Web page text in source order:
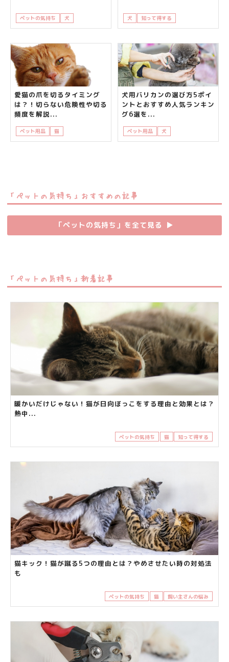
ペットの気持ち 犬 犬 知って得する
愛猫の爪を切るタイミング
は？！切らない危険性や切る
頻度を解説...
ペット用品 猫 飼い主さんの悩み
犬用バリカンの選び方5ポイ
ントとおすすめ人気ランキン
グ6選を...
ペット用品 犬
「ペットの気持ち」おすすめの記事
「ペットの気持ち」を全て見る ▶︎
「ペットの気持ち」新着記事
暖かいだけじゃない！猫が日向ぼっこをする理由と効果とは？
熱中...
ペットの気持ち 猫 知って得する
猫キック！猫が蹴る5つの理由とは？やめさせたい時の対処法
も
ペットの気持ち 猫 飼い主さんの悩み